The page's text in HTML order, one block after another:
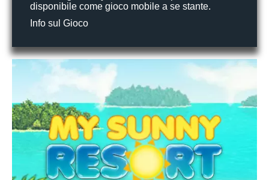
disponibile come gioco mobile a se stante.
Info sul Gioco